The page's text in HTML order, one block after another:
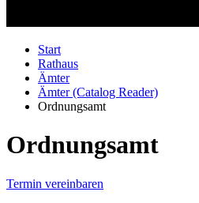
Start
Rathaus
Ämter
Ämter (Catalog Reader)
Ordnungsamt
Ordnungsamt
Termin vereinbaren